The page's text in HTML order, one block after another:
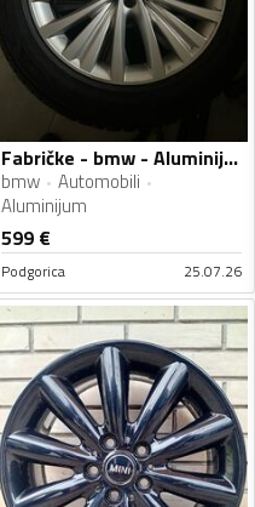
Fabričke - bmw - Aluminijum felne
bmw
Automobili
Aluminijum
599 €
Podgorica 25.07.26